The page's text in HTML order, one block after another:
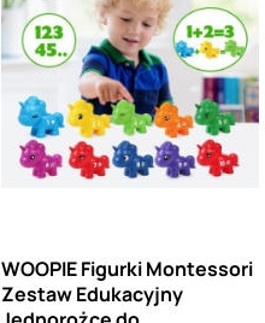
WOOPIE Figurki Montessori
Zestaw Edukacyjny